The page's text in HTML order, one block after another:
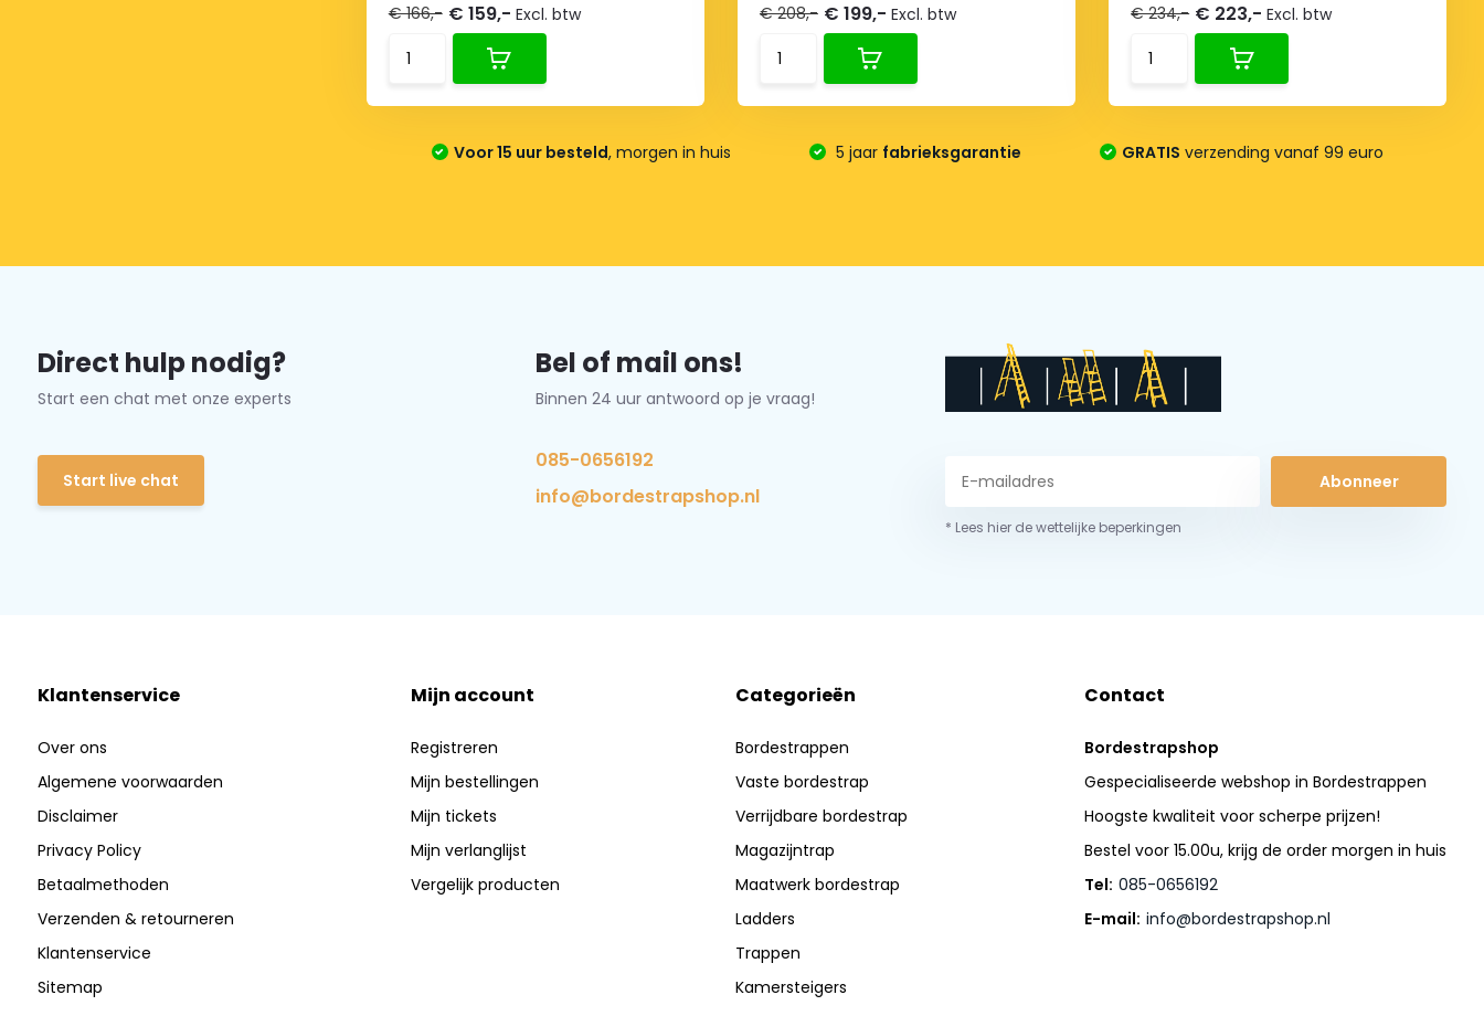
€ 166,- € 159,- Excl. btw
€ 208,- € 199,- Excl. btw
€ 234,- € 223,-Excl. btw
Voor 15 uur besteld, morgen in huis 5 jaar fabrieksgarantie GRATIS verzending vanaf 99 euro
Direct hulp nodig?
Start een chat met onze experts
Start live chat
Bel of mail ons!
Binnen 24 uur antwoord op je vraag!
085-0656192
info@bordestrapshop.nl
Abonneer
* Lees hier de wettelijke beperkingen
Klantenservice
Over ons
Algemene voorwaarden
Disclaimer
Privacy Policy
Betaalmethoden
Verzenden & retourneren
Klantenservice
Sitemap
Mijn account
Registreren
Mijn bestellingen
Mijn tickets
Mijn verlanglijst
Vergelijk producten
Categorieën
Bordestrappen
Vaste bordestrap
Verrijdbare bordestrap
Magazijntrap
Maatwerk bordestrap
Ladders
Trappen
Kamersteigers
Contact
Bordestrapshop
Gespecialiseerde webshop in Bordestrappen
Hoogste kwaliteit voor scherpe prijzen!
Bestel voor 15.00u, krijg de order morgen in huis
Tel: 085-0656192
E-mail: info@bordestrapshop.nl